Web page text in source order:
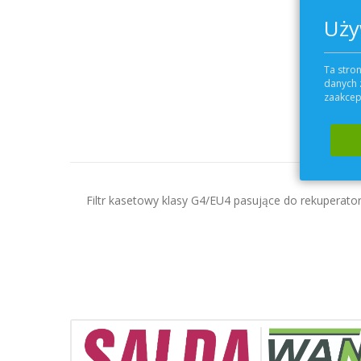
Filtr kasetowy klasy G4/EU4 pasujące do
Ta
danych